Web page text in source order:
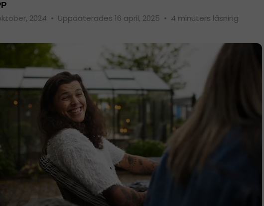
2024 • Uppdaterades 16 april, 2025 • 4 minuters läsning